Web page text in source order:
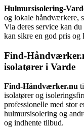
Hulmursisolering-
og lokale håndværkere,
Via deres service kan
kan sikre en god pris og
Find-
isolatører i Varde
Find-Håndværker.nu
isolatører og
professionelle med stor
hulmursisolering og
og indhente tilbud.